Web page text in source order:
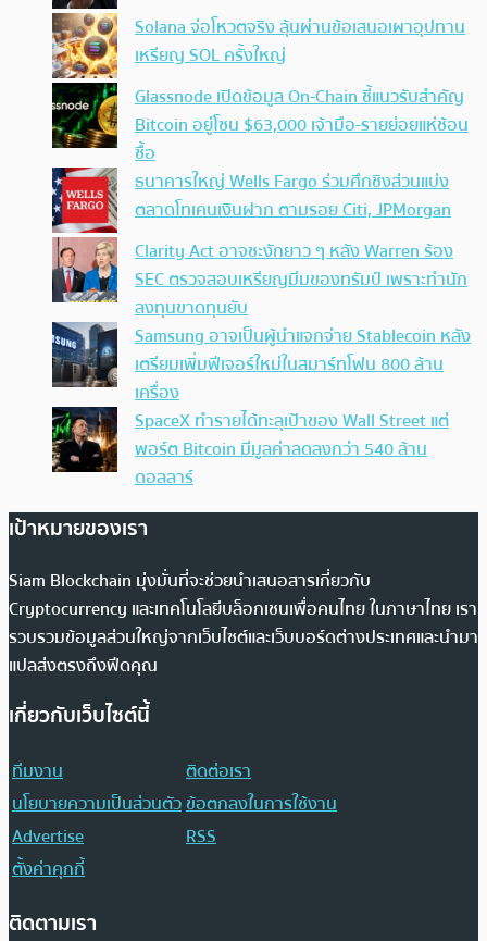
Solana จ่อโหวตจริง ลุ้นผ่านข้อเสนอเผาอุปทาน
เหรียญ SOL ครั้งใหญ่
Glassnode เปิดข้อมูล On-Chain ชี้แนวรับสำคัญ
Bitcoin อยู่โซน $63,000 เจ้ามือ-รายย่อยแห่ช้อน
ซื้อ
ธนาคารใหญ่ Wells Fargo ร่วมศึกชิงส่วนแบ่ง
ตลาดโทเคนเงินฝาก ตามรอย Citi, JPMorgan
Clarity Act อาจชะงักยาว ๆ หลัง Warren ร้อง
SEC ตรวจสอบเหรียญมีมของทรัมป์ เพราะทำนัก
ลงทุนขาดทุนยับ
Samsung อาจเป็นผู้นำแจกจ่าย Stablecoin หลัง
เตรียมเพิ่มฟีเจอร์ใหม่ในสมาร์ทโฟน 800 ล้าน
เครื่อง
SpaceX ทำรายได้ทะลุเป้าของ Wall Street แต่
พอร์ต Bitcoin มีมูลค่าลดลงกว่า 540 ล้าน
ดอลลาร์
เป้าหมายของเรา
Siam Blockchain มุ่งมั่นที่จะช่วยนำเสนอสารเกี่ยวกับ
Cryptocurrency และเทคโนโลยีบล็อกเชนเพื่อคนไทย ในภาษาไทย เรา
รวบรวมข้อมูลส่วนใหญ่จากเว็บไซต์และเว็บบอร์ดต่างประเทศและนำมา
แปลส่งตรงถึงฟีดคุณ
เกี่ยวกับเว็บไซต์นี้
ทีมงาน
ติดต่อเรา
นโยบายความเป็นส่วนตัวข้อตกลงในการใช้งาน
Advertise
RSS
ตั้งค่าคุกกี้
ติดตามเรา